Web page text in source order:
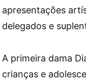
apresentações
delegados e
A primeira dama
crianças e